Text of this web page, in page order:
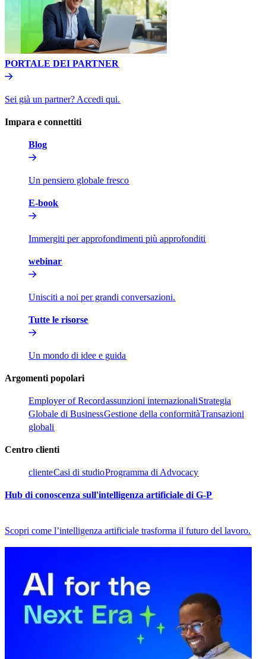
PORTALE DEI PARTNER​​
Sei già un partner? Accedi qui.​​
Impara e connettiti​​
Blog​​
Un pensiero globale fresco​​
E-book​​
Immergiti per approfondimenti più approfonditi​​
webinar​​
Unisciti a noi per grandi conversazioni.​​
Tutte le risorse​​
Un mondo di idee e guida​​
Argomenti popolari​​
Employer of Record​​assunzioni internazionali​​Strategia
Globale di Business​​Gestione della conformità​​Transazioni
globali​​
Centro clienti​​
cliente​​Casi di studio​​Programma di Advocacy​​
Hub di conoscenza sull'intelligenza artificiale di G-P​​
Scopri come l’intelligenza artificiale trasforma il futuro del lavoro.​​